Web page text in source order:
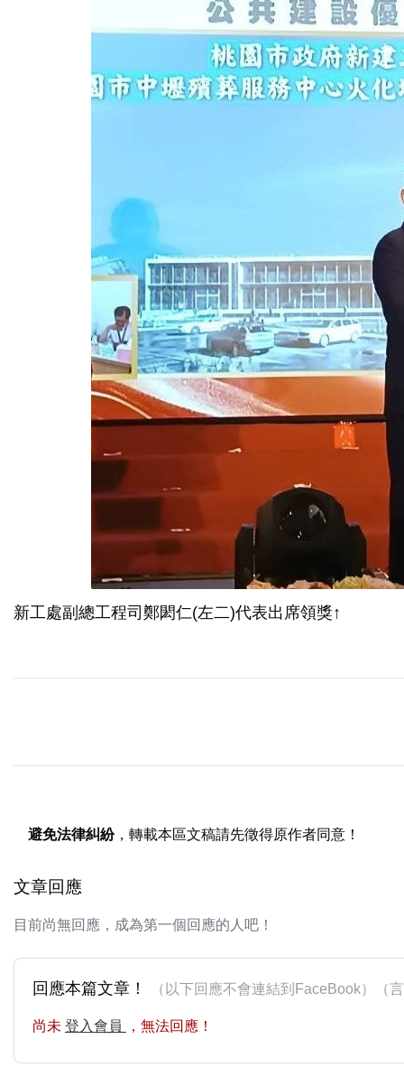
新工處副總工程司鄭閎仁(左二)代表出席領獎↑
避免法律糾紛，轉載本區文稿請先徵得原作者同意！
文章回應
目前尚無回應，成為第一個回應的人吧！
回應本篇文章！ （以下回應不會連結到FaceBook）（
尚未 登入會員 ，無法回應！